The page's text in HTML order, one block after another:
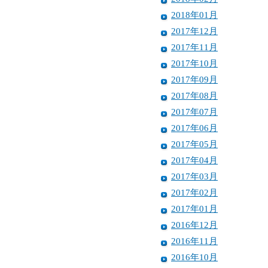
2018年01月
2017年12月
2017年11月
2017年10月
2017年09月
2017年08月
2017年07月
2017年06月
2017年05月
2017年04月
2017年03月
2017年02月
2017年01月
2016年12月
2016年11月
2016年10月